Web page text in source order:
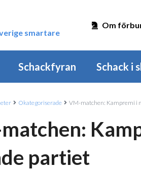
smartare
Om
Schackfyran Schack i
Okategoriserade VM-matchen: Kampremi i
partiet